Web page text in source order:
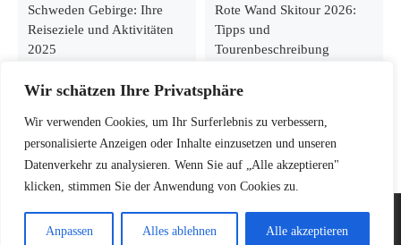
Wir schätzen Ihre Privatsphäre
Wir verwenden Cookies, um Ihr Surferlebnis zu verbessern,
personalisierte Anzeigen oder Inhalte einzusetzen und unseren
Datenverkehr zu analysieren. Wenn Sie auf „Alle akzeptieren"
klicken, stimmen Sie der Anwendung von Cookies zu.
Anpassen Alles ablehnen Alle akzeptieren
Schweden Gebirge: Ihre
Reiseziele und Aktivitäten
2025
Rote Wand Skitour 2026:
Tipps und
Tourenbeschreibung